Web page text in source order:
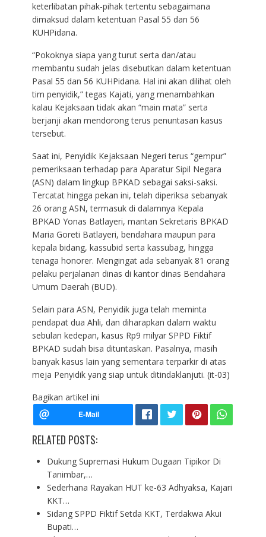
keterlibatan pihak-pihak tertentu sebagaimana
dimaksud dalam ketentuan Pasal 55 dan 56
KUHPidana.
“Pokoknya siapa yang turut serta dan/atau
membantu sudah jelas disebutkan dalam ketentuan
Pasal 55 dan 56 KUHPidana. Hal ini akan dilihat oleh
tim penyidik,” tegas Kajati, yang menambahkan
kalau Kejaksaan tidak akan “main mata” serta
berjanji akan mendorong terus penuntasan kasus
tersebut.
Saat ini, Penyidik Kejaksaan Negeri terus “gempur”
pemeriksaan terhadap para Aparatur Sipil Negara
(ASN) dalam lingkup BPKAD sebagai saksi-saksi.
Tercatat hingga pekan ini, telah diperiksa sebanyak
26 orang ASN, termasuk di dalamnya Kepala
BPKAD Yonas Batlayeri, mantan Sekretaris BPKAD
Maria Goreti Batlayeri, bendahara maupun para
kepala bidang, kassubid serta kassubag, hingga
tenaga honorer. Mengingat ada sebanyak 81 orang
pelaku perjalanan dinas di kantor dinas Bendahara
Umum Daerah (BUD).
Selain para ASN, Penyidik juga telah meminta
pendapat dua Ahli, dan diharapkan dalam waktu
sebulan kedepan, kasus Rp9 milyar SPPD Fiktif
BPKAD sudah bisa dituntaskan. Pasalnya, masih
banyak kasus lain yang sementara terparkir di atas
meja Penyidik yang siap untuk ditindaklanjuti. (it-03)
Bagikan artikel ini
RELATED POSTS:
Dukung Supremasi Hukum Dugaan Tipikor Di
Tanimbar,…
Sederhana Rayakan HUT ke-63 Adhyaksa, Kajari
KKT…
Sidang SPPD Fiktif Setda KKT, Terdakwa Akui
Bupati…